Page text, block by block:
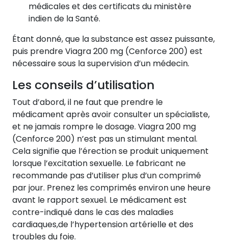
médicales et des certificats du ministère
indien de la Santé.
Étant donné, que la substance est assez puissante,
puis prendre Viagra 200 mg (Cenforce 200) est
nécessaire sous la supervision d’un médecin.
Les conseils d’utilisation
Tout d’abord, il ne faut que prendre le
médicament après avoir consulter un spécialiste,
et ne jamais rompre le dosage. Viagra 200 mg
(Cenforce 200) n’est pas un stimulant mental.
Cela signifie que l’érection se produit uniquement
lorsque l’excitation sexuelle. Le fabricant ne
recommande pas d’utiliser plus d’un comprimé
par jour. Prenez les comprimés environ une heure
avant le rapport sexuel. Le médicament est
contre-indiqué dans le cas des maladies
cardiaques,de l’hypertension artérielle et des
troubles du foie.